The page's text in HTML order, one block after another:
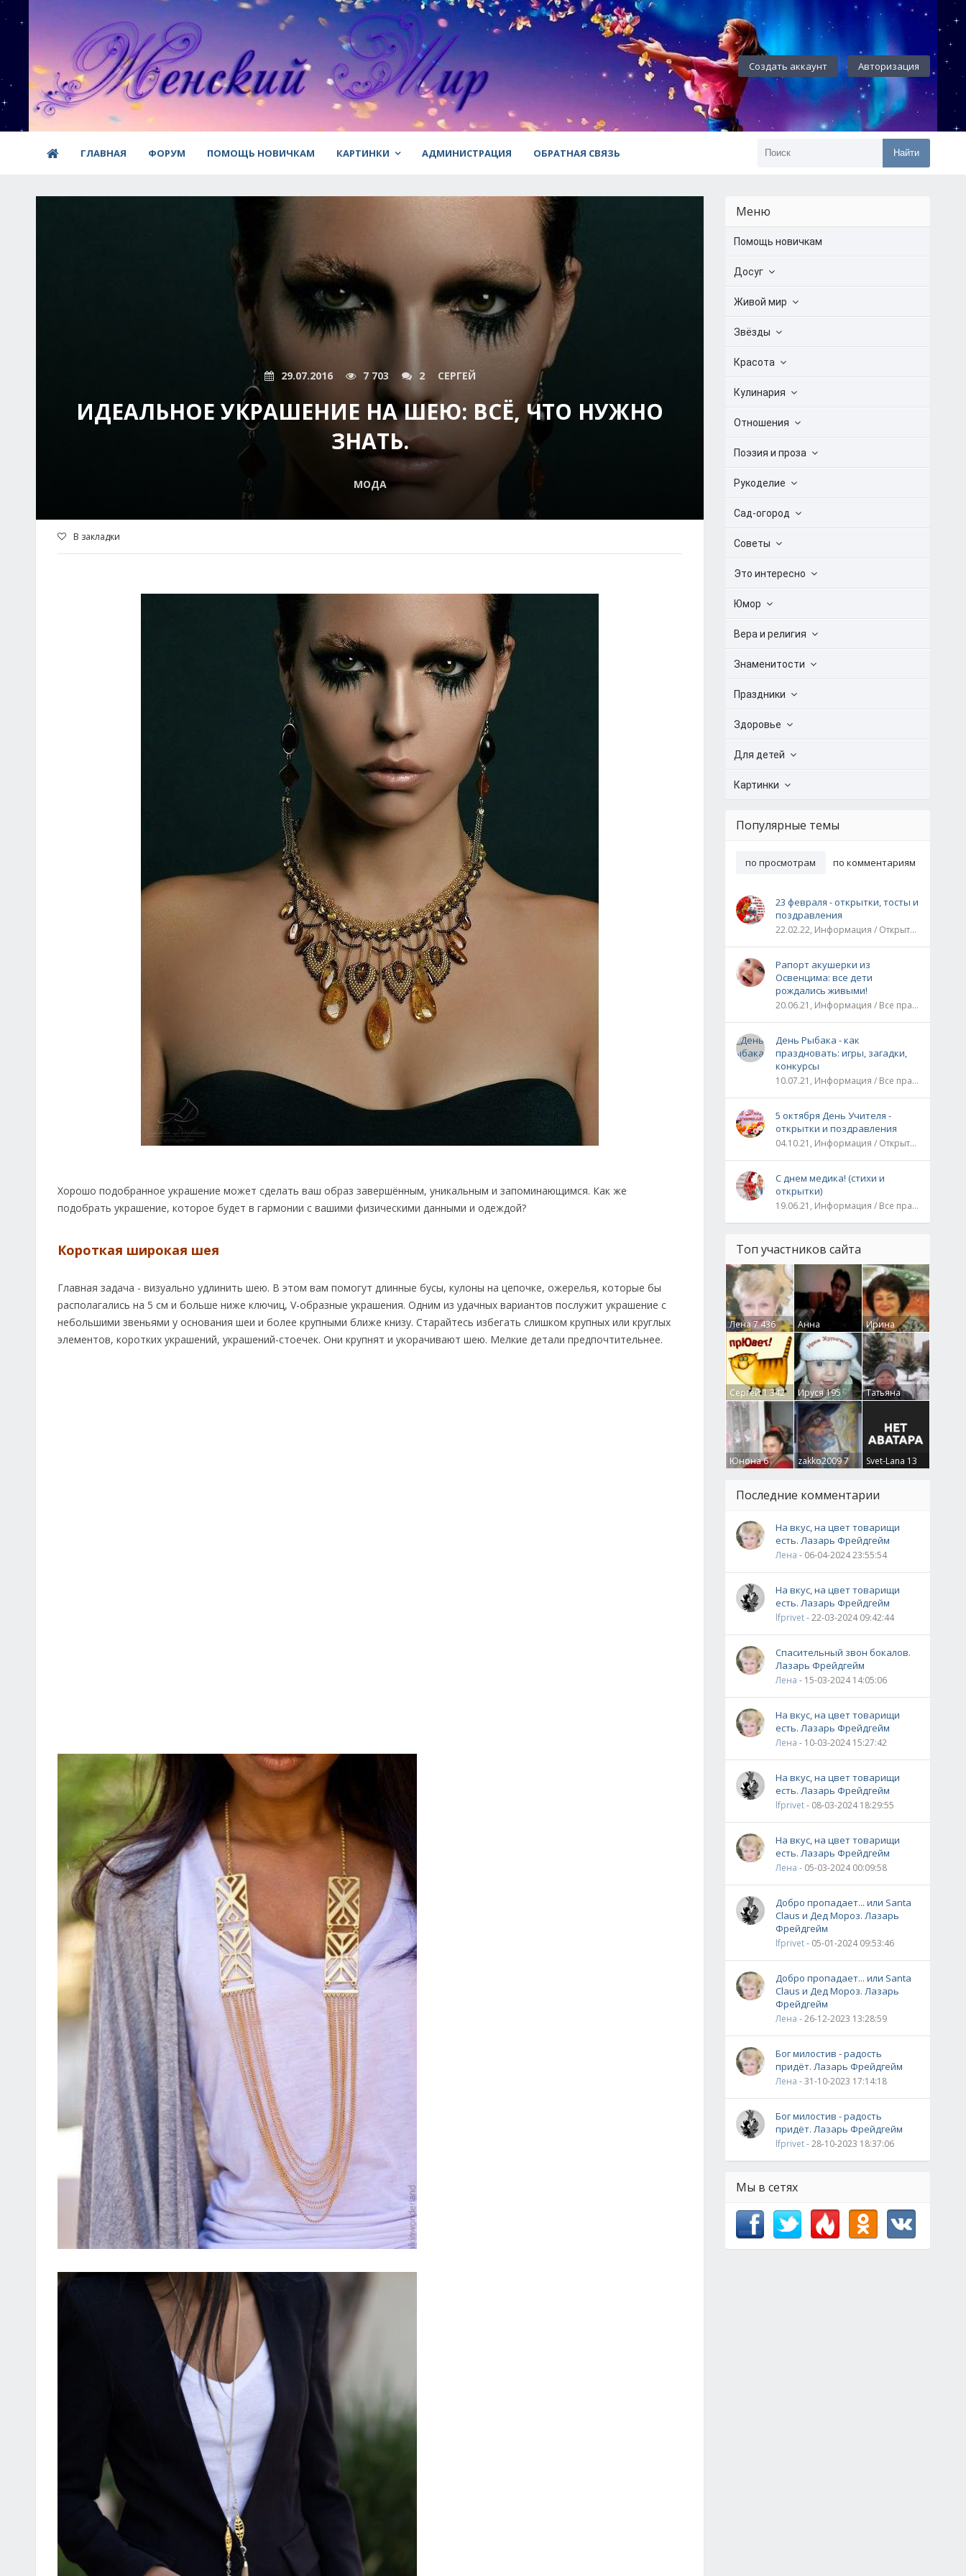
Создать аккаунт Авторизация
ГЛАВНАЯ ФОРУМ ПОМОЩЬ НОВИЧКАМ КАРТИНКИ АДМИНИСТРАЦИЯ ОБРАТНАЯ СВЯЗЬ Найти
29.07.2016 7 703 2 СЕРГЕЙ
ИДЕАЛЬНОЕ УКРАШЕНИЕ НА ШЕЮ: ВСЁ, ЧТО НУЖНО
ЗНАТЬ.
МОДА
В закладки
Хорошо подобранное украшение может сделать ваш образ завершённым, уникальным и запоминающимся. Как же
подобрать украшение, которое будет в гармонии с вашими физическими данными и одеждой?
Короткая широкая шея
Главная задача - визуально удлинить шею. В этом вам помогут длинные бусы, кулоны на цепочке, ожерелья, которые бы
располагались на 5 см и больше ниже ключиц, V-образные украшения. Одним из удачных вариантов послужит украшение с
небольшими звеньями у основания шеи и более крупными ближе книзу. Старайтесь избегать слишком крупных или круглых
элементов, коротких украшений, украшений-стоечек. Они крупнят и укорачивают шею. Мелкие детали предпочтительнее.
Меню
Помощь новичкам
Досуг
Живой мир
Звёзды
Красота
Кулинария
Отношения
Поэзия и проза
Рукоделие
Сад-огород
Советы
Это интересно
Юмор
Вера и религия
Знаменитости
Праздники
Здоровье
Для детей
Картинки
Популярные темы
по просмотрам по комментариям
23 февраля - открытки, тосты и
поздравления
22.02.22, Информация / Открытки / Все праздники
Рапорт акушерки из
Освенцима: все дети
рождались живыми!
20.06.21, Информация / Все праздники / Рассказы и истории
День Рыбака - как
праздновать: игры, загадки,
конкурсы
10.07.21, Информация / Все праздники
5 октября День Учителя -
открытки и поздравления
04.10.21, Информация / Открытки / Все праздники
С днем медика! (стихи и
открытки)
19.06.21, Информация / Все праздники
Топ участников сайта
Лена7 436
Анна
Гумлевая0
Ирина
Бруцкая41
Сергей1 342 Ируся195
Татьяна
Крючкова0
Юнона6 zakko20097 Svet-Lana 13
Последние комментарии
На вкус, на цвет товарищи
есть. Лазарь Фрейдгейм
Лена - 06-04-2024 23:55:54
На вкус, на цвет товарищи
есть. Лазарь Фрейдгейм
lfprivet- 22-03-2024 09:42:44
Спасительный звон бокалов.
Лазарь Фрейдгейм
Лена - 15-03-2024 14:05:06
На вкус, на цвет товарищи
есть. Лазарь Фрейдгейм
Лена - 10-03-2024 15:27:42
На вкус, на цвет товарищи
есть. Лазарь Фрейдгейм
lfprivet- 08-03-2024 18:29:55
На вкус, на цвет товарищи
есть. Лазарь Фрейдгейм
Лена - 05-03-2024 00:09:58
Добро пропадает... или Santa
Claus и Дед Мороз. Лазарь
Фрейдгейм
lfprivet- 05-01-2024 09:53:46
Добро пропадает... или Santa
Claus и Дед Мороз. Лазарь
Фрейдгейм
Лена - 26-12-2023 13:28:59
Бог милостив - радость
придёт. Лазарь Фрейдгейм
Лена - 31-10-2023 17:14:18
Бог милостив - радость
придёт. Лазарь Фрейдгейм
lfprivet- 28-10-2023 18:37:06
Мы в сетях